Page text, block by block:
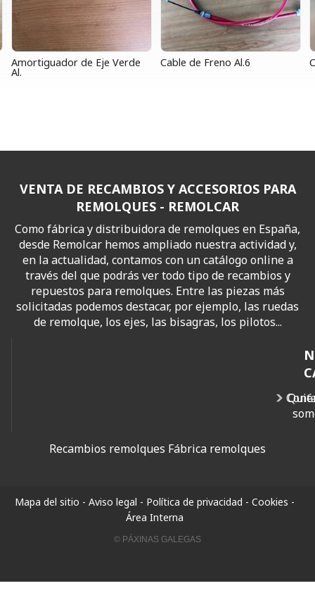
Amortiguador de Eje Verde
Al.
Cable de Freno Al.6
VENTA DE RECAMBIOS Y ACCESORIOS PARA
REMOLQUES - REMOLCAR
Como fábrica y distribuidora de remolques en España,
desde Remolcar hemos ampliado nuestra actividad y,
en la actualidad, contamos con un catálogo online a
través del que podrás ver todo tipo de recambios y
repuestos para remolques. Entre las piezas más
solicitadas podemos destacar, por ejemplo, las ruedas
de remolque, los ejes, las bisagras, los pilotos...
Recambios remolques Fábrica remolques
Mapa del sitio - Aviso legal - Política de privacidad - Cookies -
Área Interna
© PÁXINAS GALEGAS